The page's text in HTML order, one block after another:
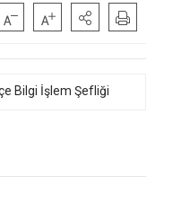
Bilgi İşlem Şefliği